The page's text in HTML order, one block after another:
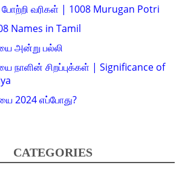
போற்றி வரிகள் | 1008 Murugan Potri
Names in Tamil
அன்று பல்லி
நாளின் சிறப்புக்கள் | Significance of
2024 எப்போது?
CATEGORIES